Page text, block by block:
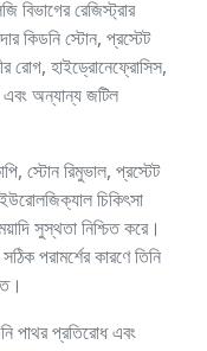
বিভাগের রেজিস্ট্রার
কিডনি স্টোন, প্রস্টেট
রোগ, হাইড্রোনেফ্রোসিস,
এবং অন্যান্য জটিল
স্টোন রিমুভাল, প্রস্টেট
চিকিৎসা
সুস্থতা নিশ্চিত করে।
পরামর্শের কারণে তিনি
পাথর প্রতিরোধ এবং